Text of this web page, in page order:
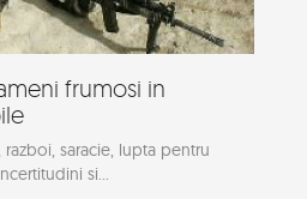
frumosi in
saracie, lupta pentru
si...